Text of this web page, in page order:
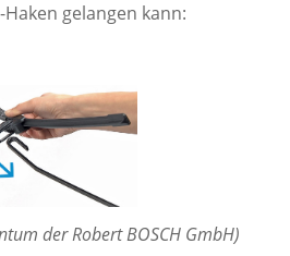
gelangen kann:
der Robert BOSCH GmbH)